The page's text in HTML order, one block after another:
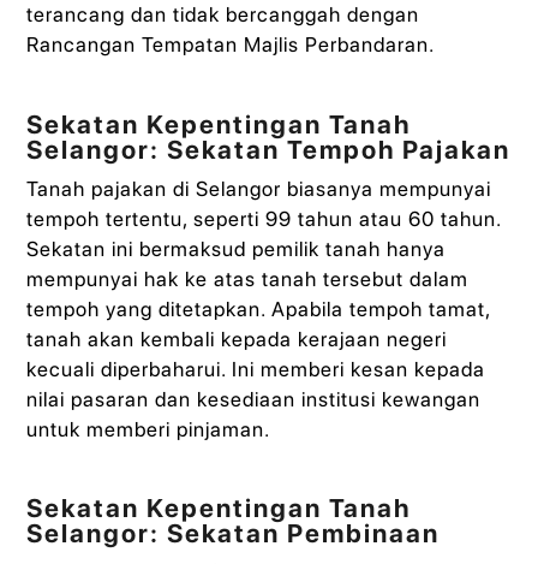
terancang dan tidak bercanggah dengan
Rancangan Tempatan Majlis Perbandaran.
Sekatan Kepentingan Tanah
Selangor: Sekatan Tempoh Pajakan
Tanah pajakan di Selangor biasanya mempunyai
tempoh tertentu, seperti 99 tahun atau 60 tahun.
Sekatan ini bermaksud pemilik tanah hanya
mempunyai hak ke atas tanah tersebut dalam
tempoh yang ditetapkan. Apabila tempoh tamat,
tanah akan kembali kepada kerajaan negeri
kecuali diperbaharui. Ini memberi kesan kepada
nilai pasaran dan kesediaan institusi kewangan
untuk memberi pinjaman.
Sekatan Kepentingan Tanah
Selangor: Sekatan Pembinaan